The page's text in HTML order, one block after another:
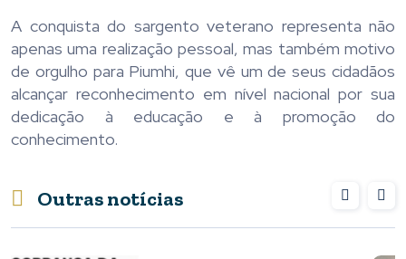
A conquista do sargento veterano representa não
apenas uma realização pessoal, mas também motivo
de orgulho para Piumhi, que vê um de seus cidadãos
alcançar reconhecimento em nível nacional por sua
dedicação à educação e à promoção do
conhecimento.
Outras notícias